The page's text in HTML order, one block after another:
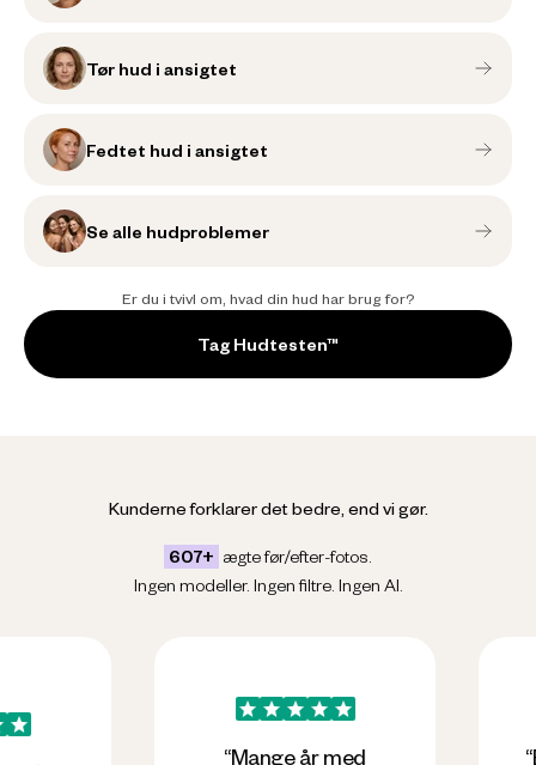
Tør hud i ansigtet
Fedtet hud i ansigtet
Se alle hudproblemer
Er du i tvivl om, hvad din hud har brug for?
Tag Hudtesten™
Kunderne forklarer det bedre, end vi gør.
607+ ægte før/efter-fotos.
Ingen modeller. Ingen filtre. Ingen AI.
“Mange år med
“Efter